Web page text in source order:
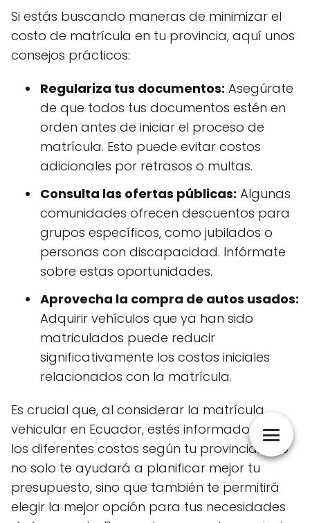
Si estás buscando maneras de minimizar el
costo de matrícula en tu provincia, aquí unos
consejos prácticos:
Regulariza tus documentos: Asegúrate
de que todos tus documentos estén en
orden antes de iniciar el proceso de
matrícula. Esto puede evitar costos
adicionales por retrasos o multas.
Consulta las ofertas públicas: Algunas
comunidades ofrecen descuentos para
grupos específicos, como jubilados o
personas con discapacidad. Infórmate
sobre estas oportunidades.
Aprovecha la compra de autos usados:
Adquirir vehículos que ya han sido
matriculados puede reducir
significativamente los costos iniciales
relacionados con la matrícula.
Es crucial que, al considerar la matrícula
vehicular en Ecuador, estés informado sobre
los diferentes costos según tu provincia. Esto
no solo te ayudará a planificar mejor tu
presupuesto, sino que también te permitirá
elegir la mejor opción para tus necesidades